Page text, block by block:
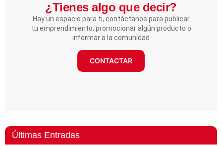
¿Tienes algo que decir?​
Hay un espacio para ti, contáctanos para publicar
tu emprendimiento, promocionar algún producto o
informar a la comunidad
CONTACTAR
Últimas Entradas